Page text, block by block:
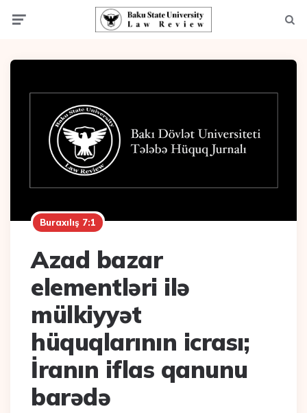
Buraxılış 7:1
Azad bazar
elementləri ilə
mülkiyyət
hüquqlarının icrası;
İranın iflas qanunu
barədə